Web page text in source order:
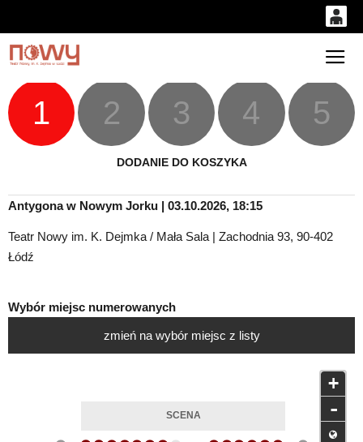
0,00
PLN
14
1 2 3 4 5
DODANIE DO KOSZYKA
Antygona w Nowym Jorku | 03.10.2026, 18:15
Teatr Nowy im. K. Dejmka / Mała Sala | Zachodnia 93, 90-402
Łódź
Wybór miejsc numerowanych
zmień na wybór miejsc z listy
+
-